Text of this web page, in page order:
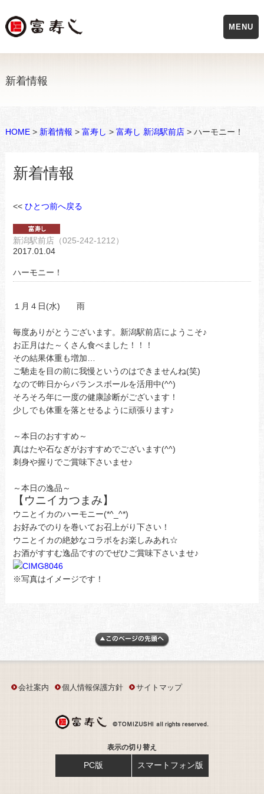
新着情報
HOME> 新着情報 > 富寿し > 富寿し 新潟駅前店> ハーモニー！
新着情報
<< ひとつ前へ戻る
新潟駅前店（025-242-1212）
2017.01.04
ハーモニー！
１月４日(水) 雨
毎度ありがとうございます。新潟駅前店にようこそ♪
お正月はた～くさん食べました！！！
その結果体重も増加…
ご馳走を目の前に我慢というのはできませんね(笑)
なので昨日からバランスボールを活用中(^^)
そろそろ年に一度の健康診断がございます！
少しでも体重を落とせるように頑張ります♪
～本日のおすすめ～
真はたや石なぎがおすすめでございます(^^)
刺身や握りでご賞味下さいませ♪
～本日の逸品～
【ウニイカつまみ】
ウニとイカのハーモニー(*^_^*)
お好みでのりを巻いてお召上がり下さい！
ウニとイカの絶妙なコラボをお楽しみあれ☆
お酒がすすむ逸品ですのでぜひご賞味下さいませ♪
※写真はイメージです！
会社案内 個人情報保護方針 サイトマップ
表示の切り替え
PC版 スマートフォン版
MENU